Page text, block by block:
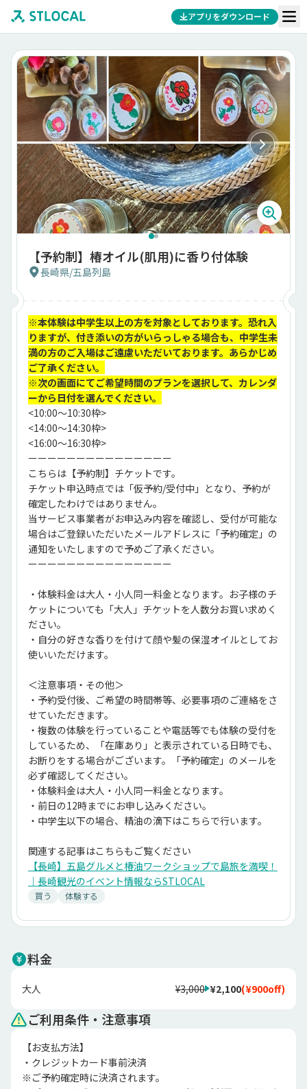
アプリをダウンロード
【予約制】椿オイル(肌用)に香り付体験
長崎県/五島列島
※本体験は中学生以上の方を対象としております。恐れ入
りますが、付き添いの方がいらっしゃる場合も、中学生未
満の方のご入場はご遠慮いただいております。あらかじめ
ご了承ください。
※次の画面にてご希望時間のプランを選択して、カレンダ
ーから日付を選んでください。
<10:00～10:30枠>
<14:00～14:30枠>
<16:00～16:30枠>
ーーーーーーーーーーーーーーー
こちらは【予約制】チケットです。
チケット申込時点では「仮予約/受付中」となり、予約が
確定したわけではありません。
当サービス事業者がお申込み内容を確認し、受付が可能な
場合はご登録いただいたメールアドレスに「予約確定」の
通知をいたしますので予めご了承ください。
ーーーーーーーーーーーーーーー
・体験料金は大人・小人同一料金となります。お子様のチ
ケットについても「大人」チケットを人数分お買い求めく
ださい。
・自分の好きな香りを付けて顔や髪の保湿オイルとしてお
使いいただけます。
＜注意事項・その他＞
・予約受付後、ご希望の時間帯等、必要事項のご連絡をさ
せていただきます。
・複数の体験を行っていることや電話等でも体験の受付を
しているため、「在庫あり」と表示されている日時でも、
お断りをする場合がございます。「予約確定」のメールを
必ず確認してください。
・体験料金は大人・小人同一料金となります。
・前日の12時までにお申し込みください。
・中学生以下の場合、精油の滴下はこちらで行います。
関連する記事はこちらもご覧ください
【長崎】五島グルメと椿油ワークショップで島旅を満喫！
｜長崎観光のイベント情報ならSTLOCAL
買う 体験する
料金
大人 ¥3,000 ¥2,100(¥900off)
ご利用条件・注意事項
【お支払方法】
・クレジットカード事前決済
※ご予約確定時に決済されます。